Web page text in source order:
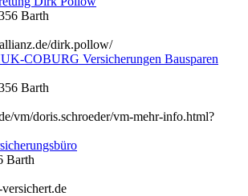
Barth
dirk.pollow/
COBURG Versicherungen Bausparen
Barth
vm/doris.schroeder/vm-mehr-info.html?
Barth